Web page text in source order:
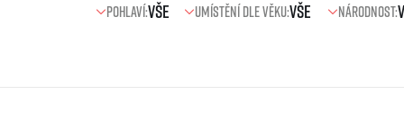
Reklamace výsledků
Pro veřejnost
Pohlaví: Umístění dle věku: Národnost: